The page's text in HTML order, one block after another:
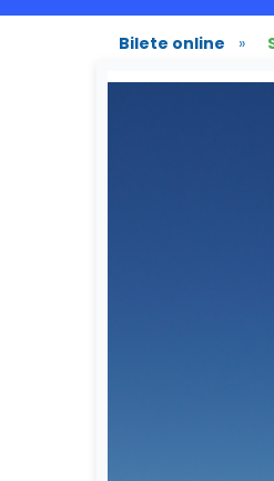
Bilete online »